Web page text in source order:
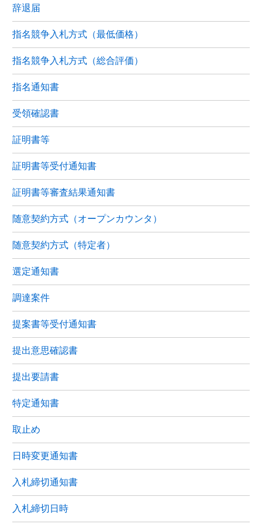
辞退届
指名競争入札方式（最低価格）
指名競争入札方式（総合評価）
指名通知書
受領確認書
証明書等
証明書等受付通知書
証明書等審査結果通知書
随意契約方式（オープンカウンタ）
随意契約方式（特定者）
選定通知書
調達案件
提案書等受付通知書
提出意思確認書
提出要請書
特定通知書
取止め
日時変更通知書
入札締切通知書
入札締切日時